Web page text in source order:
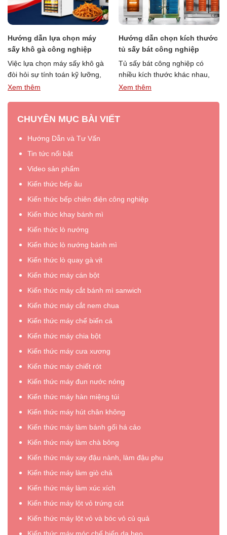
gà
Hướng dẫn chọn kích thước
tủ sấy bát công nghiệp
Tủ sấy bát công nghiệp có
nhiều kích thước khác nhau,
phù hợp với từng diện tích bếp
chọn
thước
nghiệp”
Xem thêm
Quy trình lựa chọn tủ sấy
bát công nghiệp phù hợp
Chọn tủ sấy bát công
không chỉ dựa vào giá bán
cần xem xét công suất, số
Xem thêm
CHUYÊN MỤC BÀI VIẾT
Hướng Dẫn và Tư Vấn
Tin tức nổi bật
Video sản phẩm
Kiến thức bếp âu
Kiến thức bếp chiên điện công nghiệp
Kiến thức khay bánh mì
Kiến thức lò nướng
Kiến thức lò nướng bánh mì
Kiến thức lò quay gà vịt
Kiến thức máy cán bột
Kiến thức máy cắt bánh mì sanwich
Kiến thức máy cắt nem chua
Kiến thức máy chế biến cá
Kiến thức máy chia bột
Kiến thức máy cưa xương
Kiến thức máy chiết rót
Kiến thức máy đun nước nóng
Kiến thức máy hàn miệng túi
Kiến thức máy hút chân không
Kiến thức máy làm bánh gối há cảo
Kiến thức máy làm chà bông
Kiến thức máy xay đậu nành, làm đậu phụ
Kiến thức máy làm giò chả
Kiến thức máy làm xúc xích
Kiến thức máy lột vỏ trứng cút
Kiến thức máy lột vỏ và bóc vỏ củ quả